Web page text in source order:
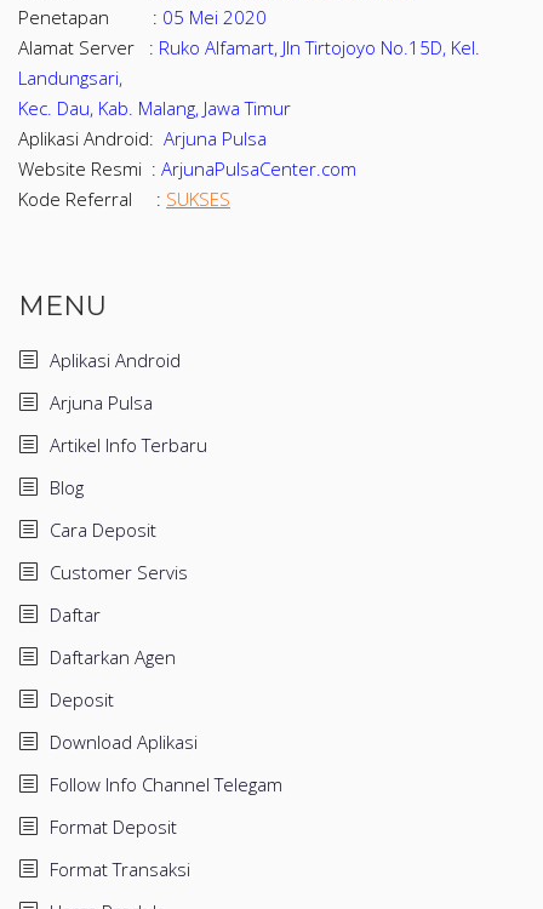
Penetapan : 05 Mei 2020
Alamat Server : Ruko Alfamart, Jln Tirtojoyo No.15D, Kel.
Landungsari,
Kec. Dau, Kab. Malang, Jawa Timur
Aplikasi Android: Arjuna Pulsa
Website Resmi : ArjunaPulsaCenter.com
Kode Referral : SUKSES
MENU
Aplikasi Android
Arjuna Pulsa
Artikel Info Terbaru
Blog
Cara Deposit
Customer Servis
Daftar
Daftarkan Agen
Deposit
Download Aplikasi
Follow Info Channel Telegam
Format Deposit
Format Transaksi